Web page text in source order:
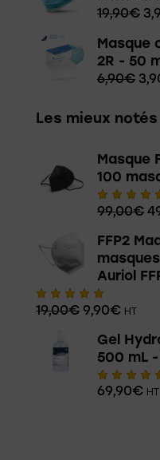
19,90€
Masque
2R - 50
6,90€
Les mieux notés
Masque
100
Note
sur 5
99,00€
FFP2
Auriol
Note
5.00
19,00€ 9,90€ HT
Gel
500 mL
Note
69,90€ HT